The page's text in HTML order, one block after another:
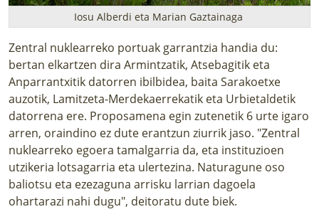
Iosu Alberdi eta Marian Gaztainaga
Zentral nuklearreko portuak garrantzia handia du:
bertan elkartzen dira Armintzatik, Atsebagitik eta
Anparrantxitik datorren ibilbidea, baita Sarakoetxe
auzotik, Lamitzeta-Merdekaerrekatik eta Urbietaldetik
datorrena ere. Proposamena egin zutenetik 6 urte igaro
arren, oraindino ez dute erantzun ziurrik jaso. "Zentral
nuklearreko egoera tamalgarria da, eta instituzioen
utzikeria lotsagarria eta ulertezina. Naturagune oso
baliotsu eta ezezaguna arrisku larrian dagoela
ohartarazi nahi dugu", deitoratu dute biek.